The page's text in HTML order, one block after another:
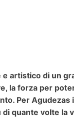
artistico di un
la forza per
Per Agudezas
quante volte la